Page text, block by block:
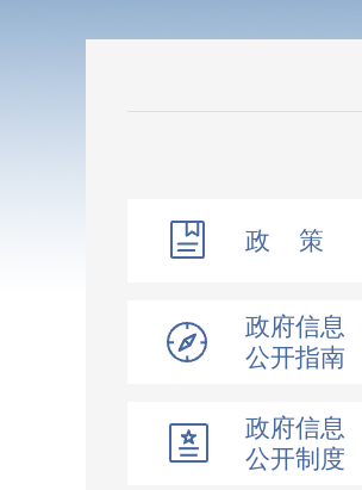
政 策
政府信息
公开指南
政府信息
公开制度